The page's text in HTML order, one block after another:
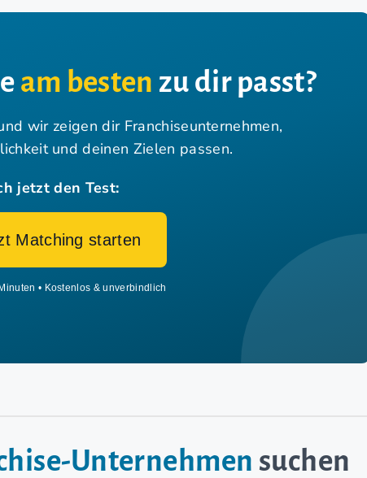
am besten zu dir passt?
wir zeigen dir Franchiseunternehmen,
und deinen Zielen passen.
jetzt den Test:
Matching starten
• Kostenlos & unverbindlich
Unternehmen suchen